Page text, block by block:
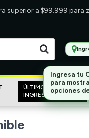
superior a $99.999
ÚLTIMOS
INGRESOS
Ingresa tu
para
opciones